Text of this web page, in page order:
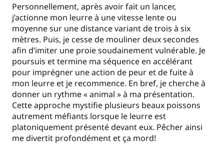
Personnellement, après avoir fait un lancer,
j’actionne mon leurre à une vitesse lente ou
moyenne sur une distance variant de trois à six
mètres. Puis, je cesse de mouliner deux secondes
afin d’imiter une proie soudainement vulnérable. Je
poursuis et termine ma séquence en accélérant
pour imprégner une action de peur et de fuite à
mon leurre et je recommence. En bref, je cherche à
donner un rythme « animal » à ma présentation.
Cette approche mystifie plusieurs beaux poissons
autrement méfiants lorsque le leurre est
platoniquement présenté devant eux. Pêcher ainsi
me divertit profondément et ça mord!